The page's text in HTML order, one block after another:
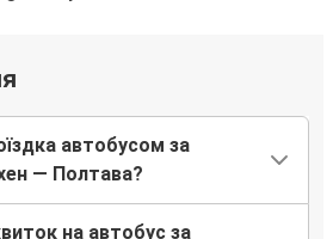
автобусом за
— Полтава?
на автобус за